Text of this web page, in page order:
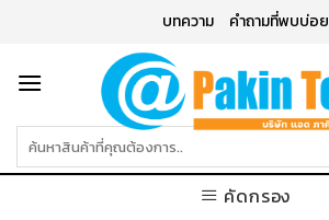
บทความ คำถามที่พบบ่อย
คัดกรอง